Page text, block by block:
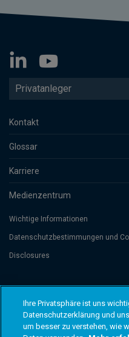
Privatanleger
Kontakt
Glossar
Karriere
Medienzentrum
Wichtige Informationen
Datenschutzbesti­mmungen und
Disclosures
de Commerce et des Sociétés
Columbia Threadneedle
for the Financial Markets (AFM),
Threadneedle Investments
Ihre Privatsphäre ist uns
Datenschutzerklärung und
um besser zu verstehen, wie